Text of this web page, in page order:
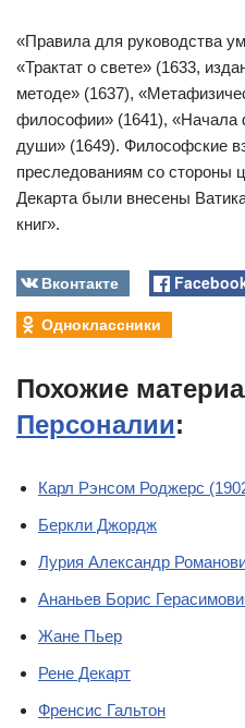
«Правила для руководства
«Трактат о свете» (1633,
методе» (1637),
философии» (1641), «Начала
души» (1649). Философские
преследованиям со стороны
Декарта были внесены
книг».
Вконтакте
Одноклассники
Похожие
Персоналии:
Карл Рэнсом Роджерс
Беркли Джордж
Лурия Александр
Ананьев Борис
Жане Пьер
Рене Декарт
Френсис Гальтон